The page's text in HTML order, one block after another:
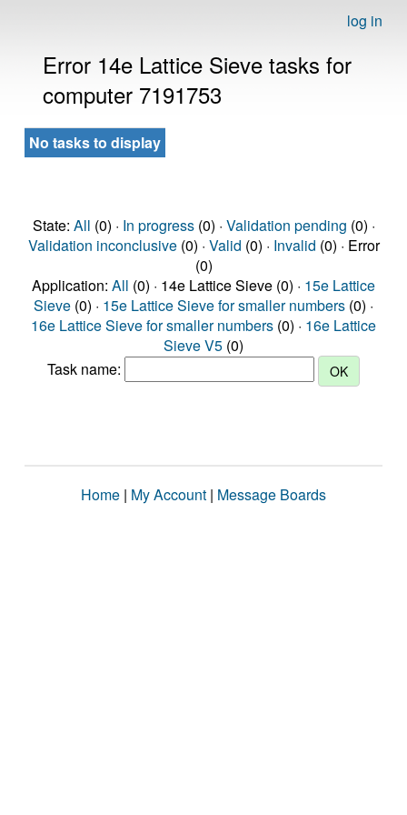
log in
Error 14e Lattice Sieve tasks for
computer 7191753
No tasks to display
State: All (0) · In progress(0) · Validation pending (0) ·
Validation inconclusive(0) · Valid (0) · Invalid (0) · Error
(0)
Application: All (0) · 14e Lattice Sieve (0) · 15e Lattice
Sieve (0) · 15e Lattice Sieve for smaller numbers (0) ·
16e Lattice Sieve for smaller numbers (0) · 16e Lattice
Sieve V5 (0)
Task name:
Home | My Account | Message Boards